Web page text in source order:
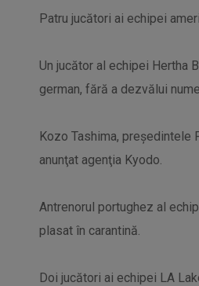
Patru jucători ai echipei
Un jucător al echipei Hertha
german, fără a dezvălui
Kozo Tashima,
anunţat agenţia Kyodo.
Antrenorul portughez al
plasat în carantină.
Doi jucători ai echipei LA